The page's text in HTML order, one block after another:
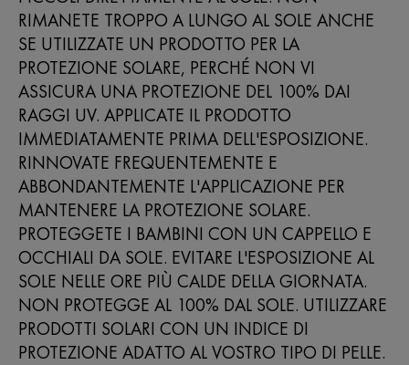
RIMANETE TROPPO A LUNGO AL SOLE ANCHE
SE UTILIZZATE UN PRODOTTO PER LA
PROTEZIONE SOLARE, PERCHÉ NON VI
ASSICURA UNA PROTEZIONE DEL 100% DAI
RAGGI UV. APPLICATE IL PRODOTTO
IMMEDIATAMENTE PRIMA DELL'ESPOSIZIONE.
RINNOVATE FREQUENTEMENTE E
ABBONDANTEMENTE L'APPLICAZIONE PER
MANTENERE LA PROTEZIONE SOLARE.
PROTEGGETE I BAMBINI CON UN CAPPELLO E
OCCHIALI DA SOLE. EVITARE L'ESPOSIZIONE AL
SOLE NELLE ORE PIÙ CALDE DELLA GIORNATA.
NON PROTEGGE AL 100% DAL SOLE. UTILIZZARE
PRODOTTI SOLARI CON UN INDICE DI
PROTEZIONE ADATTO AL VOSTRO TIPO DI PELLE.